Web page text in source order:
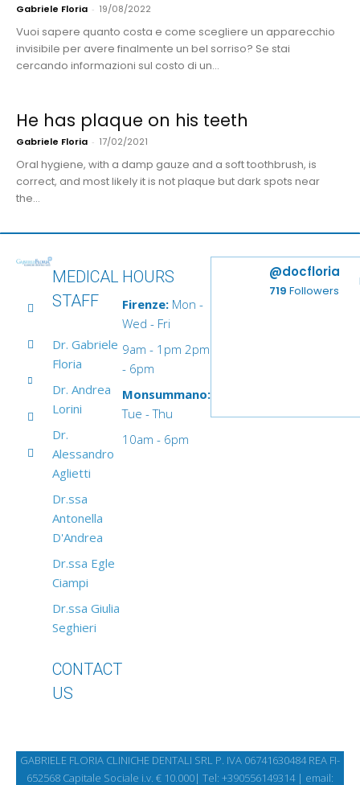
Gabriele Floria - 19/08/2022
Vuoi sapere quanto costa e come scegliere un apparecchio
invisibile per avere finalmente un bel sorriso? Se stai
cercando informazioni sul costo di un...
He has plaque on his teeth
Gabriele Floria - 17/02/2021
Oral hygiene, with a damp gauze and a soft toothbrush, is
correct, and most likely it is not plaque but dark spots near
the...
MEDICAL
STAFF
Dr. Gabriele
Floria
Dr. Andrea
Lorini
Dr.
Alessandro
Aglietti
Dr.ssa
Antonella
D'Andrea
Dr.ssa Egle
Ciampi
Dr.ssa Giulia
Seghieri
CONTACT
US
HOURS
Firenze: Mon -
Wed - Fri
9am - 1pm 2pm
- 6pm
Monsummano:
Tue - Thu
10am - 6pm
@docfloria
719 Followers
GABRIELE FLORIA CLINICHE DENTALI SRL P. IVA 06741630484 REA FI-
652568 Capitale Sociale i.v. € 10.000| Tel: +390556149314 | email: